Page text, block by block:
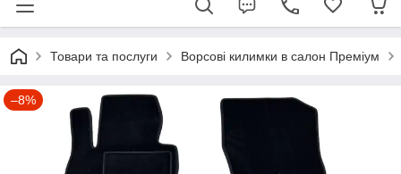
Товари та послуги Ворсові килимки в салон Преміум
–8%